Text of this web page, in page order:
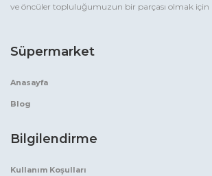
ve öncüler topluluğumuzun bir parçası olmak için
Süpermarket
Anasayfa
Blog
Bilgilendirme
Kullanım Koşulları